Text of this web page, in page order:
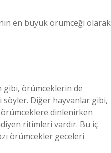
en büyük örümceği olarak
gibi, örümceklerin de
Diğer hayvanlar gibi,
dinlenirken
ritimleri vardır. Bu iç
örümcekler geceleri